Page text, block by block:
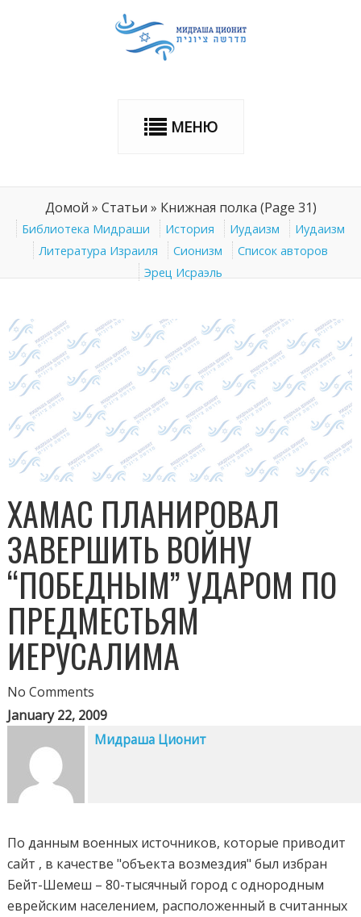
МЕНЮ
Домой » Статьи » Книжная полка (Page 31)
Библиотека Мидраши История Иудаизм
Иудаизм
Литература Израиля
Сионизм
Список авторов
Эрец Исраэль
ХАМАС ПЛАНИРОВАЛ
ЗАВЕРШИТЬ ВОЙНУ
“ПОБЕДНЫМ” УДАРОМ ПО
ПРЕДМЕСТЬЯМ
ИЕРУСАЛИМА
No Comments
January 22, 2009
Мидраша Ционит
По данным военных источников, которые приводит
сайт , в качестве "объекта возмездия" был избран
Бейт-Шемеш – 80-тысячный город с однородным
еврейским населением, расположенный в считанных